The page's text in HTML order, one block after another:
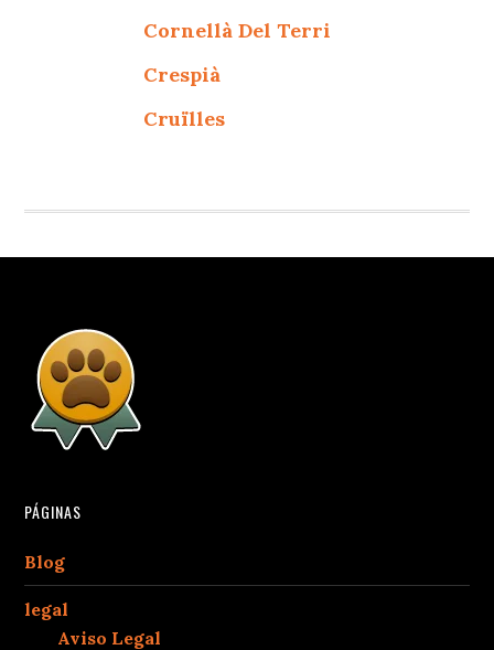
Cornellà Del Terri
Crespià
Cruïlles
PÁGINAS
Blog
legal
Aviso Legal